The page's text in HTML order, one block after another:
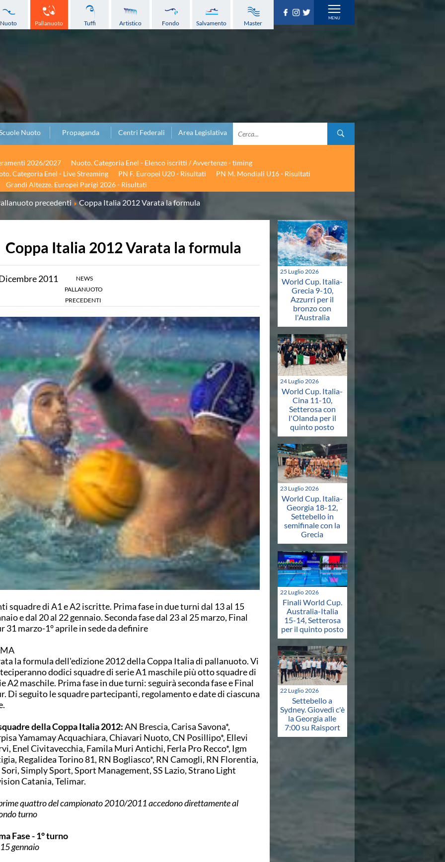
Nuoto Pallanuoto Tuffi Artistico Fondo Salvamento Master
Nuoto Propaganda Centri Federali Area Legislativa
2026/2027
Nuoto. Categoria Enel - Elenco iscritti / Avvertenze - timing
Categoria Enel - Live Streaming PN F. Europei U20 - Risultati
PN M. Mondiali U16 - Risultati
Grandi Altezze. Europei Parigi 2026 - Risultati
precedenti Coppa Italia 2012 Varata la formula
Coppa Italia 2012 Varata la formula
2011
NEWS
PALLANUOTO
PRECEDENTI
squadre di A1 e A2 iscritte. Prima fase in due turni dal 13 al 15
e dal 20 al 22 gennaio. Seconda fase dal 23 al 25 marzo, Final
31 marzo-1° aprile in sede da definire
la formula dell'edizione 2012 della Coppa Italia di pallanuoto. Vi
dodici squadre di serie A1 maschile più otto squadre di
A2 maschile. Prima fase in due turni: seguirà seconda fase e Final
Di seguito le squadre partecipanti, regolamento e date di ciascuna
della Coppa Italia 2012:AN Brescia, Carisa Savona*,
Yamamay Acquachiara, Chiavari Nuoto, CN Posillipo*, Ellevi
Enel Civitavecchia, Famila Muri Antichi, Ferla Pro Recco*, Igm
Regalidea Torino 81, RN Bogliasco*, RN Camogli, RN Florentia,
Sori, Simply Sport, Sport Management, SS Lazio, Strano Light
Catania, Telimar.
quattro del campionato 2010/2011 accedono direttamente al
turno
Fase - 1° turno
gennaio
25 Luglio 2026
World Cup. Italia-
Grecia 9-10,
Azzurri per il
bronzo con
l'Australia
24 Luglio 2026
World Cup. Italia-
Cina 11-10,
Setterosa con
l'Olanda per il
quinto posto
23 Luglio 2026
World Cup. Italia-
Georgia 18-12,
Settebello in
semifinale con la
Grecia
22 Luglio 2026
Finali World Cup.
Australia-Italia
15-14, Setterosa
per il quinto posto
22 Luglio 2026
Settebello a
Sydney. Giovedì c'è
la Georgia alle
7:00 su Raisport